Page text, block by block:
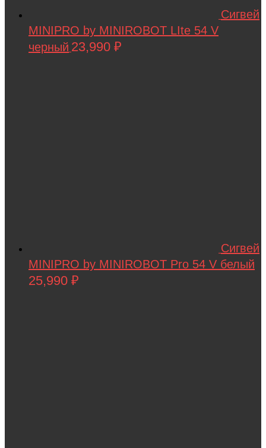
Сигвей
MINIPRO by MINIROBOT LIte 54 V
черный 23,990 ₽
Сигвей
MINIPRO by MINIROBOT Pro 54 V белый
25,990 ₽